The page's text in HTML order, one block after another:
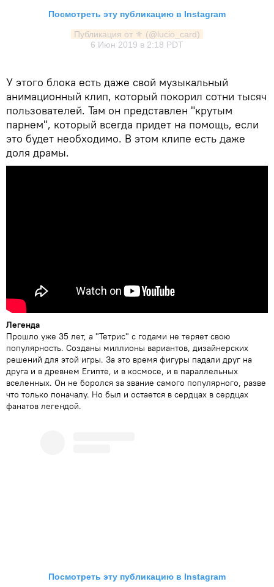
Посмотреть эту публикацию в Instagram
Публикация от ⚜️ (@lucio_card)
6 Июн 2019 в 2:18 PDT
У этого блока есть даже свой музыкальный
анимационный клип, который покорил сотни тысяч
пользователей. Там он представлен "крутым
парнем", который всегда придет на помощь, если
это будет необходимо. В этом клипе есть даже
доля драмы.
Легенда
Прошло уже 35 лет, а "Тетрис" с годами не теряет свою
популярность. Созданы миллионы вариантов, дизайнерских
решений для этой игры. За это время фигуры падали друг на
друга и в древнем Египте, и в космосе, и в параллельных
вселенных. Он не боролся за звание самого популярного, разве
что только поначалу. Но был и остается в сердцах в сердцах
фанатов легендой.
Посмотреть эту публикацию в Instagram